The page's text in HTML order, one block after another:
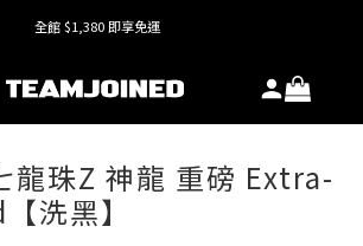
全館 $1,380 即享免運
全館 $1,380 即享免運
護具系列單件8折，加購享6折優惠🔥
珠Z 神龍 重磅 Extra-
洗黑】